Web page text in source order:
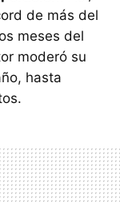
de más del
meses del
moderó su
hasta